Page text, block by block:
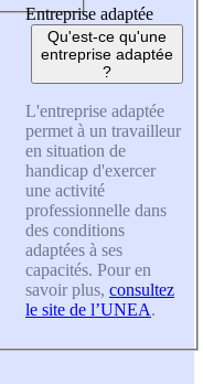
Entreprise adaptée
Qu'est-ce qu'une
entreprise adaptée
?
L'entreprise adaptée
permet à un travailleur
en situation de
handicap d'exercer
une activité
professionnelle dans
des conditions
adaptées à ses
capacités. Pour en
savoir plus, consultez
le site de l’UNEA.